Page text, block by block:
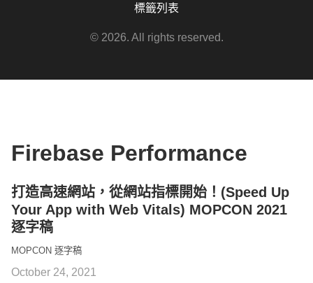
標籤列表
© 2026. All rights reserved.
Firebase Performance
打造高速網站，從網站指標開始！(Speed Up
Your App with Web Vitals) MOPCON 2021
逐字稿
MOPCON 逐字稿
October 24, 2021